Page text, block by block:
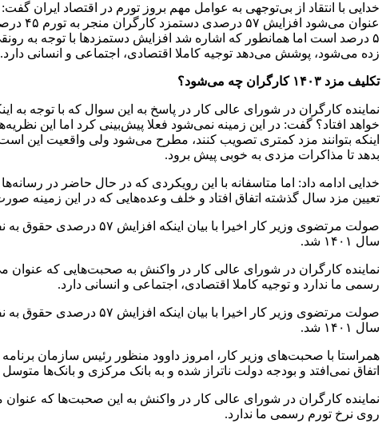
۵ درصد است اما همانطور که اشاره شد افزایش دستمزدها با توجه به
زده می‌شود، پوشش می‌دهد توجیه کاملا اقتصادی، اجتماعی و انسانی دارد.
تکلیف مزد ۱۴۰۳ کارگران چه می‌شود؟
خواهد افتاد؟ گفت: در این زمینه نمی‌شود فعلا پیش‌بینی کرد اما این
اینکه بتوانند مزد کمتری تصویب کنند، مطرح می‌شود ولی واقعیت این
بدهد تا مذاکرات مزدی به خوبی پیش برود.
خدایی ادامه داد: اما متاسفانه با این رویکردی که در حال حاضر در
تعیین مزد سال گذشته اتفاق افتاد و خلف وعده‌هایی که در این زمینه
سال ۱۴۰۱ شد.
نماینده کارگران در شورای عالی کار در واکنش به صحبت‌هایی که
رسمی ما ندارد و توجیه کاملا اقتصادی، اجتماعی و انسانی دارد.
سال ۱۴۰۱ شد.
اتفاق نمی‌افتد و بودجه دولت ناتراز شده و به بانک مرکزی و بانک‌ها
نماینده کارگران در شورای عالی کار در واکنش به این صحبت‌ها که
روی نرخ تورم رسمی ما ندارد.